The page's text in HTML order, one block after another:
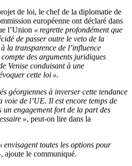
de loi, le chef de la diplomatie de
européenne ont déclaré dans
l’Union « regrette profondément que
de passer outre le veto de la
la transparence de l’influence
des arguments juridiques
Venise conduisant à une
cette loi ».
géorgiennes à inverser cette tendance
de l’UE. Il est encore temps de
engagement fort de la part des
», peut-on lire dans la
envisagent toutes les options pour
, ajoute le communiqué.